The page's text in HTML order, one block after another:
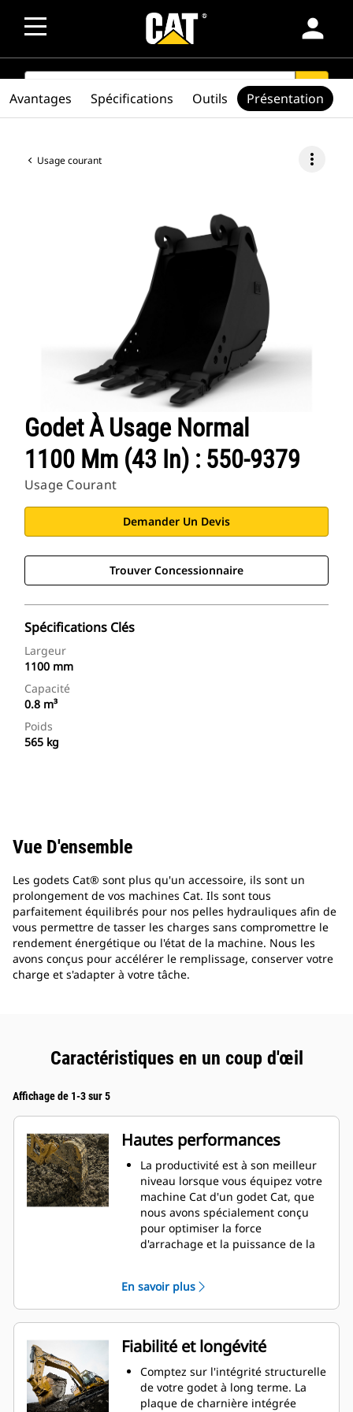
person
SEARCH search
Usage courant more_vert
Godet À Usage Normal
1100 Mm (43 In) : 550-9379
Usage Courant
Demander Un Devis
Trouver Concessionnaire
Spécifications Clés
Largeur
1100 mm
Capacité
0.8 m³
Poids
565 kg
Avantages Spécifications Outils Présentation
Vue D'ensemble
Les godets Cat® sont plus qu'un accessoire, ils sont un
prolongement de vos machines Cat. Ils sont tous
parfaitement équilibrés pour nos pelles hydrauliques afin de
vous permettre de tasser les charges sans compromettre le
rendement énergétique ou l'état de la machine. Nous les
avons conçus pour accélérer le remplissage, conserver votre
charge et s'adapter à votre tâche.
Caractéristiques en un coup d'œil
Affichage de 1-3 sur 5
Hautes performances
La productivité est à son meilleur
niveau lorsque vous équipez votre
machine Cat d'un godet Cat, que
nous avons spécialement conçu
pour optimiser la force
d'arrachage et la puissance de la
double améliore le flux des
matières dans le godet. Le
dégagement de talon accru
garantit que le fond du godet ne
frotte pas, ce qui réduit les coûts
d'entretien.
La consommation de carburant est
maximale lors de l'excavation. Les
En savoir plus
Fiabilité et longévité
Comptez sur l'intégrité structurelle
de votre godet à long terme. La
plaque de charnière intégrée